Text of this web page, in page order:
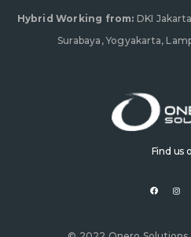
Hybrid Working from: DKI
Surabaya, Yogyakarta,
Find us
a
c
o
n
s